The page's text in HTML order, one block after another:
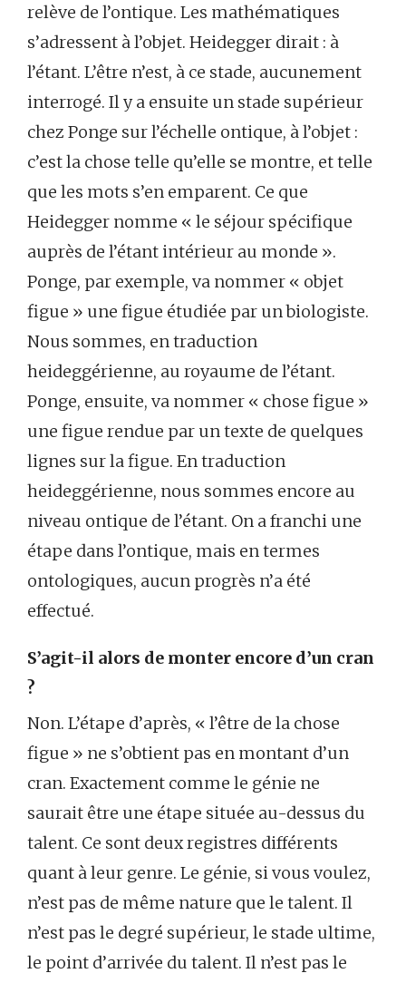
relève de l’ontique. Les mathématiques
s’adressent à l’objet. Heidegger dirait : à
l’étant. L’être n’est, à ce stade, aucunement
interrogé. Il y a ensuite un stade supérieur
chez Ponge sur l’échelle ontique, à l’objet :
c’est la chose telle qu’elle se montre, et telle
que les mots s’en emparent. Ce que
Heidegger nomme « le séjour spécifique
auprès de l’étant intérieur au monde ».
Ponge, par exemple, va nommer « objet
figue » une figue étudiée par un biologiste.
Nous sommes, en traduction
heideggérienne, au royaume de l’étant.
Ponge, ensuite, va nommer « chose figue »
une figue rendue par un texte de quelques
lignes sur la figue. En traduction
heideggérienne, nous sommes encore au
niveau ontique de l’étant. On a franchi une
étape dans l’ontique, mais en termes
ontologiques, aucun progrès n’a été
effectué.
S’agit-il alors de monter encore d’un cran
?
Non. L’étape d’après, « l’être de la chose
figue » ne s’obtient pas en montant d’un
cran. Exactement comme le génie ne
saurait être une étape située au-dessus du
talent. Ce sont deux registres différents
quant à leur genre. Le génie, si vous voulez,
n’est pas de même nature que le talent. Il
n’est pas le degré supérieur, le stade ultime,
le point d’arrivée du talent. Il n’est pas le